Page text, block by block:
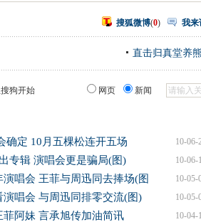
搜狐微博(0) 我来
直击归真堂养
狗开始 网页 新闻
10-06-
确定 10月五棵松连开五场
10-06-
专辑 演唱会更是骗局(图)
10-05-
唱会 王菲与周迅同去捧场(图
10-05-
唱会 与周迅同排零交流(图)
10-04-
阿妹 言承旭传加油简讯